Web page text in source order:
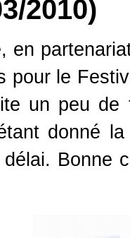
2010)
en
pour le
un peu
donné
délai. Bonne